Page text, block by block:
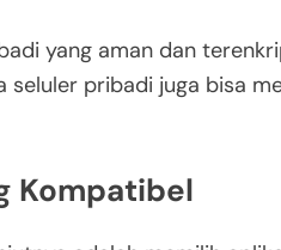
yang aman dan
seluler pribadi juga bisa
Kompatibel